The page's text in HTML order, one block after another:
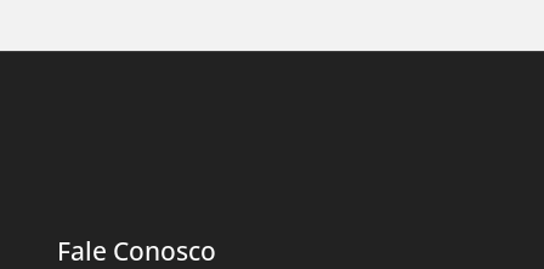
Fale Conosco